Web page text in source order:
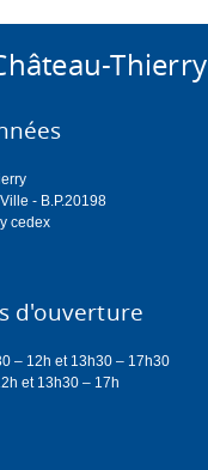
Thierry
- B.P.20198
cedex
d'ouverture
– 12h et 13h30 – 17h30
et 13h30 – 17h